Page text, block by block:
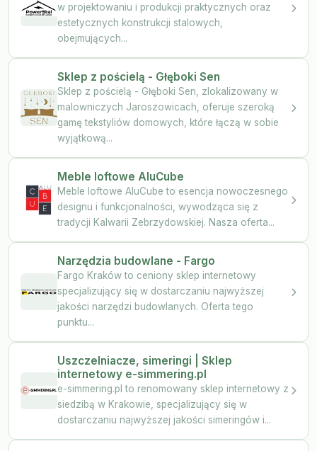
w projektowaniu i produkcji praktycznych oraz
estetycznych konstrukcji stalowych,
obejmujących...
Sklep z pościelą - Głęboki Sen
Sklep z pościelą - Głęboki Sen, zlokalizowany w
malowniczych Jaroszowicach, oferuje szeroką
gamę tekstyliów domowych, które łączą w sobie
wyjątkową...
Meble loftowe AluCube
Meble loftowe AluCube to esencja nowoczesnego
designu i funkcjonalności, wywodząca się z
tradycji Kalwarii Zebrzydowskiej. Nasza oferta...
Narzędzia budowlane - Fargo
Fargo Kraków to ceniony sklep internetowy
specjalizujący się w dostarczaniu najwyższej
jakości narzędzi budowlanych. Oferta tego
punktu...
Uszczelniacze, simeringi | Sklep
internetowy e-simmering.pl
e-simmering.pl to renomowany sklep internetowy z
siedzibą w Krakowie, specjalizujący się w
dostarczaniu najwyższej jakości simeringów i...